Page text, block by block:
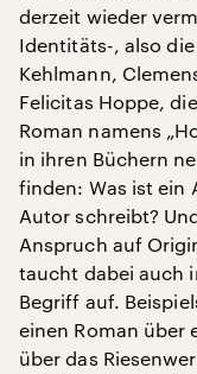
derzeit wieder
Identitäts-, also
Kehlmann,
Felicitas Hoppe,
Roman namens
in ihren Büchern
finden: Was ist ein
Autor schreibt?
Anspruch auf
taucht dabei auch
Begriff auf.
einen Roman über
über das